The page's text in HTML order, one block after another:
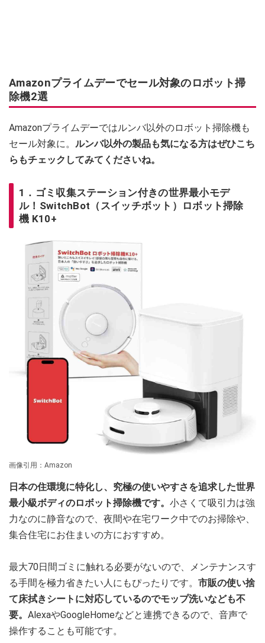
Amazonプライムデーでセール対象のロボット掃
除機2選
Amazonプライムデーではルンバ以外のロボット掃除機も
セール対象に。 ルンバ以外の製品も気になる方はぜひこち
らもチェックしてみてくださいね。
1．ゴミ収集ステーション付きの世界最小モデ
ル！SwitchBot（スイッチボット）ロボット掃除
機 K10+
画像引用：Amazon
日本の住環境に特化し、究極の使いやすさを追求した世界
最小級ボディのロボット掃除機です。 小さくて吸引力は強
力なのに静音なので、夜間や在宅ワーク中でのお掃除や、
集合住宅にお住まいの方におすすめ。
最大70日間ゴミに触れる必要がないので、メンテナンスす
る手間を極力省きたい人にもぴったりです。 市販の使い捨
て床拭きシートに対応しているのでモップ洗いなども不
要。 AlexaやGoogleHomeなどと連携できるので、音声で
操作することも可能です。